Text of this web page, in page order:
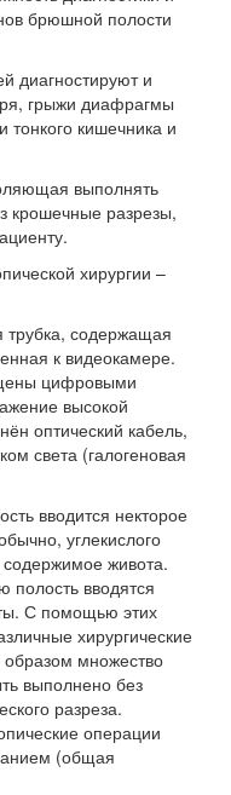
брюшной полости
диагностируют и
грыжи диафрагмы
тонкого кишечника и
выполнять
крошечные разрезы,
хирургии –
трубка, содержащая
к видеокамере.
цифровыми
высокой
оптический кабель,
света (галогеновая
вводится некторое
углекислого
содержимое живота.
полость вводятся
С помощью этих
хирургические
множество
выполнено без
разреза.
операции
(общая